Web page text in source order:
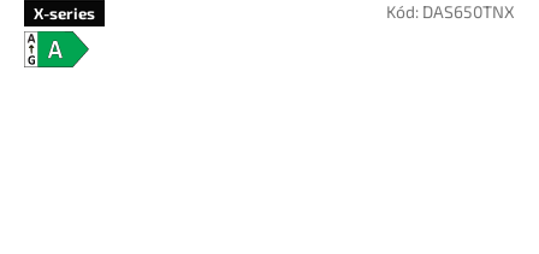
X-series Kód: DAS650TNX